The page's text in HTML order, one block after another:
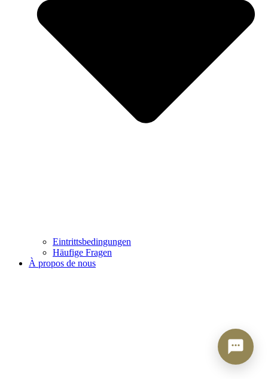
Eintrittsbedingungen
Häufige Fragen
À propos de nous